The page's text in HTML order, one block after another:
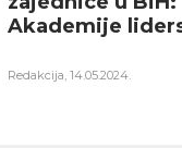
Akademije
Redakcija, 14.05.2024.